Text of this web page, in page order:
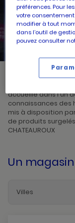
accueille dans l'un
connaissances des
mis à disposition
de produits
CHATEAUROUX
Un magasin
Villes
préférences. Pour
votre consentement
modifier à tout
dans l’outil de
pouvez consulter